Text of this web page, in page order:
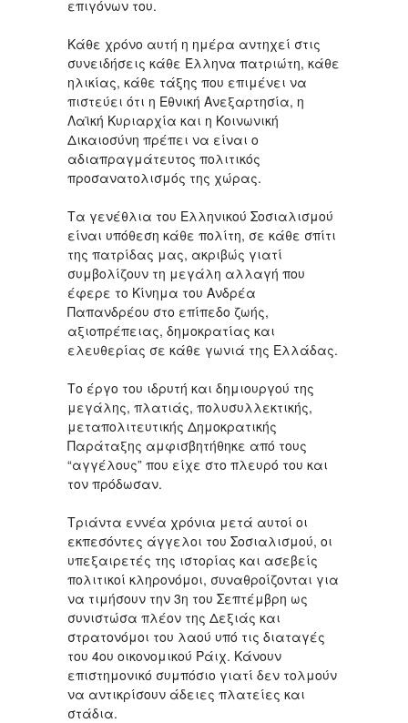
επιγόνων του.
Κάθε χρόνο αυτή η ημέρα αντηχεί στις
συνειδήσεις κάθε Έλληνα πατριώτη, κάθε
ηλικίας, κάθε τάξης που επιμένει να
πιστεύει ότι η Εθνική Ανεξαρτησία, η
Λαϊκή Κυριαρχία και η Κοινωνική
Δικαιοσύνη πρέπει να είναι ο
αδιαπραγμάτευτος πολιτικός
προσανατολισμός της χώρας.
Τα γενέθλια του Ελληνικού Σοσιαλισμού
είναι υπόθεση κάθε πολίτη, σε κάθε σπίτι
της πατρίδας μας, ακριβώς γιατί
συμβολίζουν τη μεγάλη αλλαγή που
έφερε το Κίνημα του Ανδρέα
Παπανδρέου στο επίπεδο ζωής,
αξιοπρέπειας, δημοκρατίας και
ελευθερίας σε κάθε γωνιά της Ελλάδας.
Το έργο του ιδρυτή και δημιουργού της
μεγάλης, πλατιάς, πολυσυλλεκτικής,
μεταπολιτευτικής Δημοκρατικής
Παράταξης αμφισβητήθηκε από τους
“αγγέλους” που είχε στο πλευρό του και
τον πρόδωσαν.
Τριάντα εννέα χρόνια μετά αυτοί οι
εκπεσόντες άγγελοι του Σοσιαλισμού, οι
υπεξαιρετές της ιστορίας και ασεβείς
πολιτικοί κληρονόμοι, συναθροίζονται για
να τιμήσουν την 3η του Σεπτέμβρη ως
συνιστώσα πλέον της Δεξιάς και
στρατονόμοι του λαού υπό τις διαταγές
του 4ου οικονομικού Ράιχ. Κάνουν
επιστημονικό συμπόσιο γιατί δεν τολμούν
να αντικρίσουν άδειες πλατείες και
στάδια.